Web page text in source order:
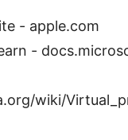
- apple.com
-
wiki/